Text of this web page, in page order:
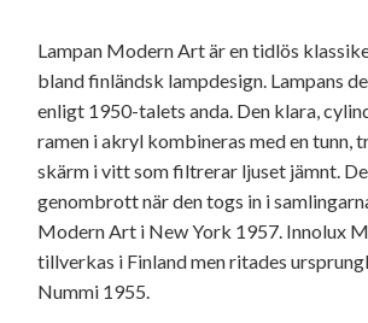
Lampan Modern Art är en tidlös
bland finländsk lampdesign. Lampans
enligt 1950-talets anda. Den klara,
ramen i akryl kombineras med en tunn,
skärm i vitt som filtrerar ljuset jämnt.
genombrott när den togs in i
Modern Art i New York 1957. Innolux
tillverkas i Finland men ritades
Nummi 1955.